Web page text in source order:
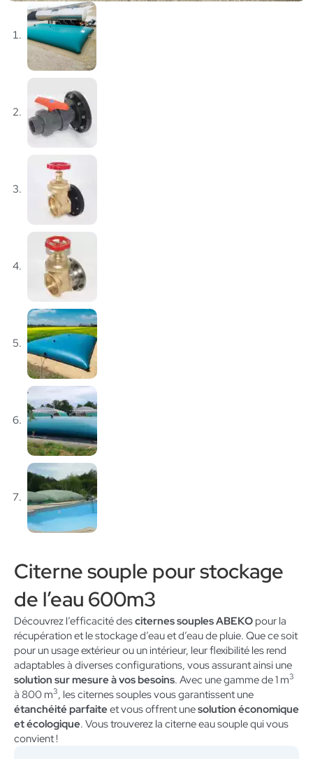
Citerne souple pour stockage
de l’eau 600m3
Découvrez l’efficacité desciternes souples ABEKO pour la
récupération et le stockage d’eau et d’eau de pluie. Que ce soit
pour un usage extérieur ou un intérieur, leur flexibilité les rend
adaptables à diverses configurations, vous assurant ainsi une
solution sur mesure à vos besoins. Avec une gamme de 1 m3
à 800 m3
, les citernes souples vous garantissent une
étanchéité parfaiteet vous offrent unesolution économique
et écologique. Vous trouverez la citerne eau souple qui vous
convient !